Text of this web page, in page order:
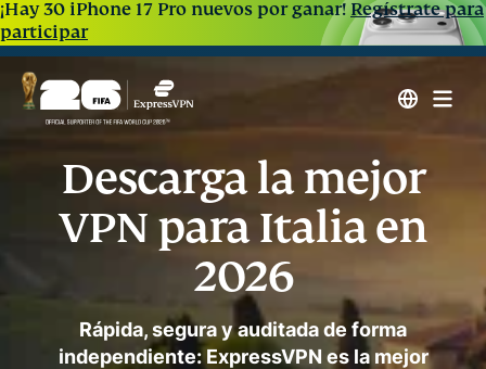
¡Hay 30 iPhone 17 Pro nuevos por ganar!Regístrate para
participar
Descarga la mejor
VPN para Italia en
2026
Rápida, segura y auditada de forma
independiente: ExpressVPN es la mejor